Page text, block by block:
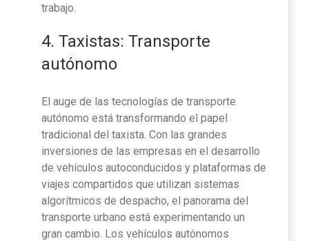
trabajo.
4. Taxistas: Transporte
autónomo
El auge de las tecnologías de transporte
autónomo está transformando el papel
tradicional del taxista. Con las grandes
inversiones de las empresas en el desarrollo
de vehículos autoconducidos y plataformas de
viajes compartidos que utilizan sistemas
algorítmicos de despacho, el panorama del
transporte urbano está experimentando un
gran cambio. Los vehículos autónomos